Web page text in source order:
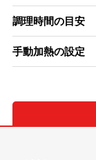
調理時間の目安
手動加熱の設定